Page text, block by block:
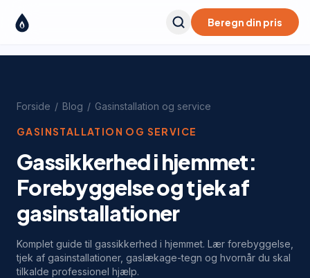
Beregn din pris
Forside / Blog / Gasinstallation og service
GASINSTALLATION OG SERVICE
Gassikkerhed i hjemmet:
Forebyggelse og tjek af
gasinstallationer
Komplet guide til gassikkerhed i hjemmet. Lær forebyggelse,
tjek af gasinstallationer, gaslækage-tegn og hvornår du skal
tilkalde professionel hjælp.